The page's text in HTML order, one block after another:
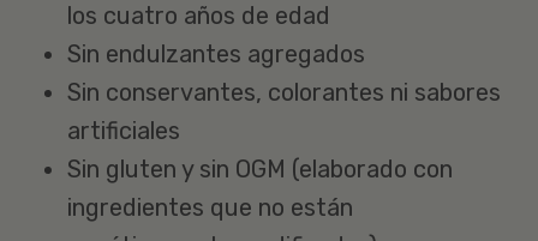
los cuatro años de edad
Sin endulzantes agregados
Sin conservantes, colorantes ni sabores
artificiales
Sin gluten y sin OGM (elaborado con
ingredientes que no están